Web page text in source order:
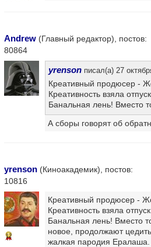
Andrew (Главный редактор), постов:
80864
yrenson писал(а) 27
Креативный продюсер -
Креативность взяла
Банальная лень! Вместо
А сборы говорят об
yrenson (Киноакадемик), постов:
10816
12
Креативный продюсер -
Креативность взяла
Банальная лень! Вместо
новое, продолжают
жалкая пародия Ералаша.